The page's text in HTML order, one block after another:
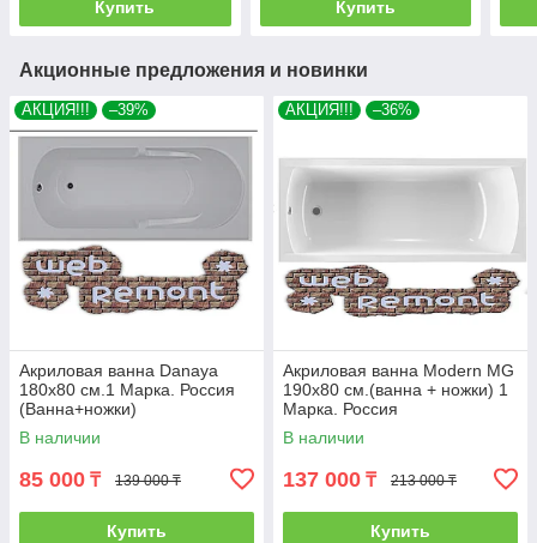
Купить Купить
Акционные предложения и новинки
АКЦИЯ!!! –39%
Акриловая ванна Danaya
180x80 см.1 Марка. Россия
(Ванна+ножки)
В наличии
85 000 ₸ 139 000 ₸
Купить
АКЦИЯ!!! –36%
Акриловая ванна Modern MG
190х80 см.(ванна + ножки) 1
Марка. Россия
В наличии
137 000 ₸ 213 000 ₸
Купить